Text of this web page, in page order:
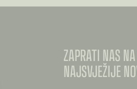
ZAPRATI NAS
NAJSVJEŽIJE